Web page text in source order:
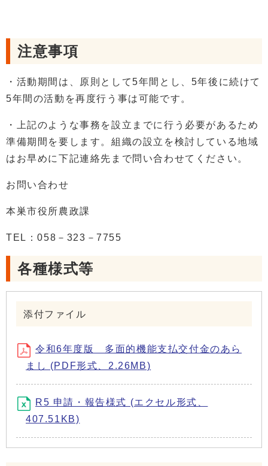
注意事項
・活動期間は、原則として5年間とし、5年後に続けて
5年間の活動を再度行う事は可能です。
・上記のような事務を設立までに行う必要があるため
準備期間を要します。組織の設立を検討している地域
はお早めに下記連絡先まで問い合わせてください。
お問い合わせ
本巣市役所農政課
TEL：058－323－7755
各種様式等
添付ファイル
令和6年度版 多面的機能支払交付金のあら
まし (PDF形式、2.26MB)
R5 申請・報告様式 (エクセル形式、
407.51KB)